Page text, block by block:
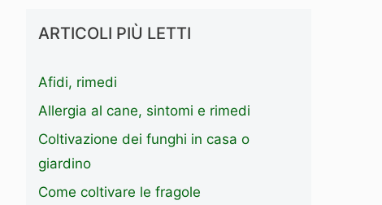
ARTICOLI PIÙ LETTI
Afidi, rimedi
Allergia al cane, sintomi e rimedi
Coltivazione dei funghi in casa o
giardino
Come coltivare le fragole